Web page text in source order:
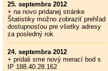
25. septembra 2012
+ na novo pridanej stránke
Štatistiky možno zobraziť prehľad
dostupnosťou pre všetky adresy
za posledný rok
24. septembra 2012
+ pridali sme nový merací bod s
IP 188.40.28.162